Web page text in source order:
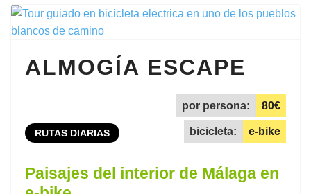
ALMOGÍA ESCAPE
por persona: 80€
bicicleta: e-bike
RUTAS DIARIAS
Paisajes del interior de Málaga en